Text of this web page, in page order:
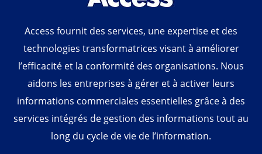
Access fournit des services, une expertise et des
technologies transformatrices visant à améliorer
l’efficacité et la conformité des organisations. Nous
aidons les entreprises à gérer et à activer leurs
informations commerciales essentielles grâce à des
services intégrés de gestion des informations tout au
long du cycle de vie de l’information.